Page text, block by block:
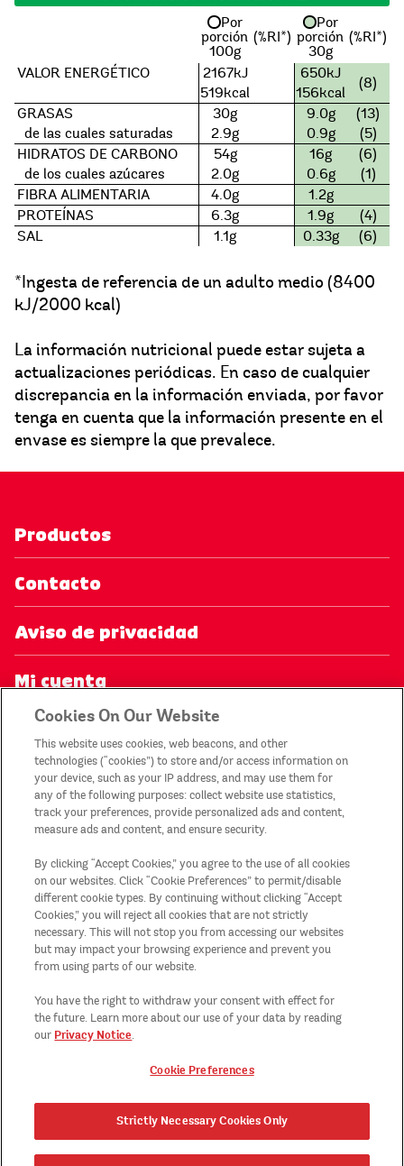
Por
porción
100g
(%RI*)
Por
porción
30g
(%RI*)
VALOR ENERGÉTICO
2167kJ 650kJ
(8)
519kcal
156kcal
GRASAS
30g 9.0g
(13)
de las cuales saturadas
2.9g 0.9g
(5)
HIDRATOS DE CARBONO
54g 16g
(6)
de los cuales azúcares
2.0g 0.6g
(1)
FIBRA ALIMENTARIA
4.0g
1.2g
PROTEÍNAS
6.3g 1.9g
(4)
SAL
1.1g 0.33g (6)
*Ingesta de referencia de un adulto medio (8400
kJ/2000 kcal)
La información nutricional puede estar sujeta a
actualizaciones periódicas. En caso de cualquier
discrepancia en la información enviada, por favor
tenga en cuenta que la información presente en el
envase es siempre la que prevalece.
Productos
Contacto
Aviso de privacidad
Mi cuenta
Términos y condiciones de las
promociones
Mapa del sitio
País/Región
Cookie Preferences
Ethics Line
Cookies On Our Website
This website uses cookies, web beacons, and other
technologies (“cookies”) to store and/or access information on
your device, such as your IP address, and may use them for
any of the following purposes: collect website use statistics,
track your preferences, provide personalized ads and content,
measure ads and content, and ensure security.
By clicking “Accept Cookies,” you agree to the use of all cookies
on our websites. Click “Cookie Preferences” to permit/disable
different cookie types. By continuing without clicking “Accept
Cookies,” you will reject all cookies that are not strictly
necessary. This will not stop you from accessing our websites
but may impact your browsing experience and prevent you
from using parts of our website.
You have the right to withdraw your consent with effect for
the future. Learn more about our use of your data by reading
our Privacy Notice.
Cookie Preferences
Strictly Necessary Cookies Only